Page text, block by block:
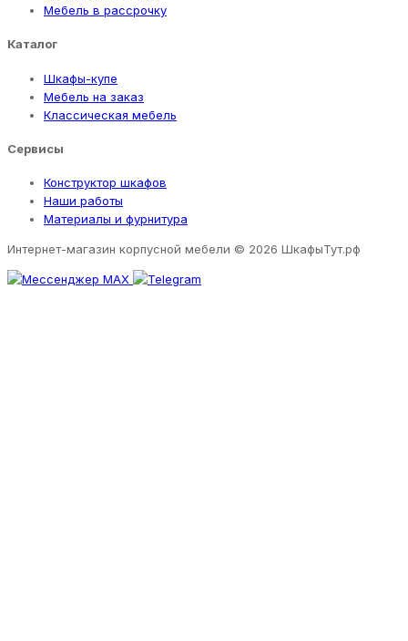
Мебель в рассрочку
Каталог
Шкафы-купе
Мебель на заказ
Классическая мебель
Сервисы
Конструктор шкафов
Наши работы
Материалы и фурнитура
Интернет-магазин корпусной мебели © 2026 ШкафыТут.рф